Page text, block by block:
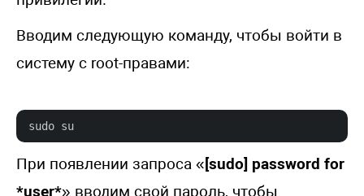
Вводим следующую команду, чтобы войти в
систему с root-правами:
sudo su
При появлении запроса «[sudo] password for
*user*» вводим свой пароль, чтобы